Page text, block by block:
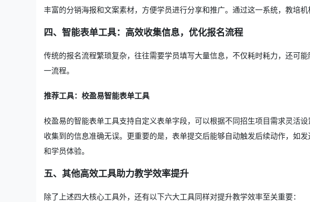
丰富的分销海报和文案素材，方便学员进行分享和推广。通过这一系统，教培
四、智能表单工具：高效收集信息，优化报名流程
传统的报名流程繁琐复杂，往往需要学员填写大量信息，不仅耗时耗力，还可
一流程。
推荐工具：校盈易智能表单工具
校盈易的智能表单工具支持自定义表单字段，可以根据不同招生项目需求灵活
收集到的信息准确无误。更重要的是，表单提交后能够自动触发后续动作，如
和学员体验。
五、其他高效工具助力教学效率提升
除了上述四大核心工具外，还有以下六大工具同样对提升教学效率至关重要：